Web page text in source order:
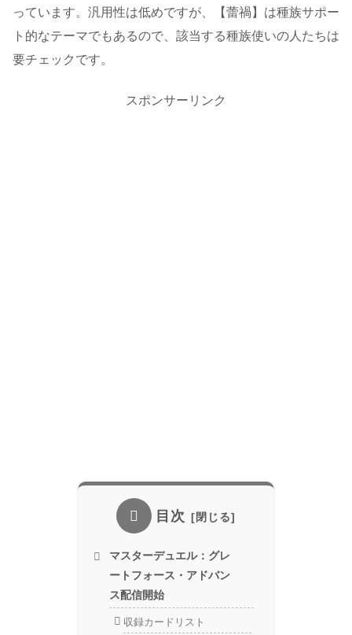
っています。汎用性は低めですが、【蕾禍】は種族サポー
ト的なテーマでもあるので、該当する種族使いの人たちは
要チェックです。
スポンサーリンク
目次
マスターデュエル：グレ
ートフォース・アドバン
ス配信開始
収録カードリスト